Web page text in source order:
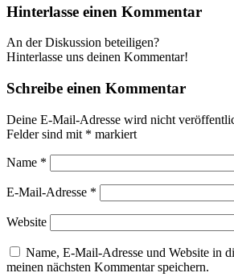
Hinterlasse einen Kommentar
An der Diskussion beteiligen?
Hinterlasse uns deinen Kommentar!
Schreibe einen Kommentar
Deine E-Mail-Adresse wird nicht
Felder sind mit * markiert
Name *
E-Mail-Adresse *
Website
Name, E-Mail-Adresse und Website in
meinen nächsten Kommentar speichern.